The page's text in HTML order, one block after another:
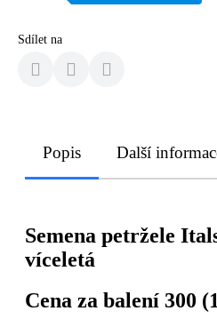
Sdílet na
Popis Další
Semena petržele
víceletá
Cena za balení 300